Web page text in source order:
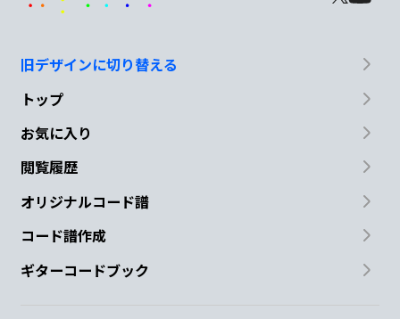
旧デザインに切り替える
トップ
お気に入り
閲覧履歴
オリジナルコード譜
コード譜作成
ギターコードブック